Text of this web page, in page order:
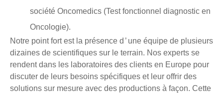
société Oncomedics (Test fonctionnel diagnostic en
Oncologie).
Notre point fort est la présence d ’ une équipe de plusieurs
dizaines de scientifiques sur le terrain. Nos experts se
rendent dans les laboratoires des clients en Europe pour
discuter de leurs besoins spécifiques et leur offrir des
solutions sur mesure avec des productions à façon. Cette